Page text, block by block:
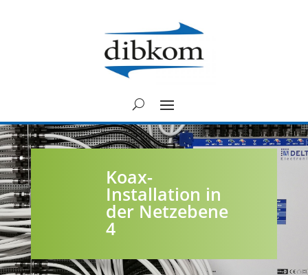
Koax-
Installation in
der Netzebene
4